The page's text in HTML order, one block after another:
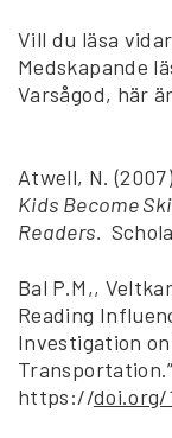
Vill du läsa
Medskapande
Varsågod, här
Atwell, N.
Kids Become
Readers.
Bal P.M,,
Reading
Investigation
Transportation.”
https://doi.org/